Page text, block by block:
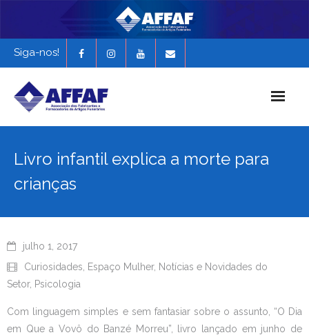
Siga-nos!
História da AFFAF
EXPONAF 2027
Livro infantil explica a morte para
crianças
julho 1, 2017
Curiosidades
Espaço Mulher, Notícias e Novidades do
Setor, Psicologia
Com linguagem simples e sem fantasiar sobre o assunto, “O Dia
em Que a Vovô do Banzé Morreu”, livro lançado em junho de